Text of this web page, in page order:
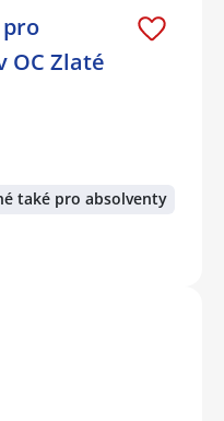
OC Zlaté
také pro absolventy